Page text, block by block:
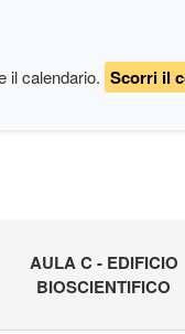
il calendario. Scorri il
AULA C - EDIFICIO
BIOSCIENTIFICO